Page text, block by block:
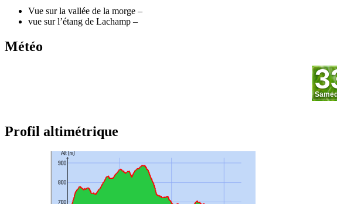
Vue sur la vallée de la morge –
vue sur l’étang de Lachamp –
Météo
Profil altimétrique